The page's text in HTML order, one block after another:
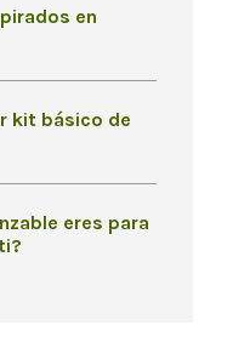
en
kit básico de
eres para